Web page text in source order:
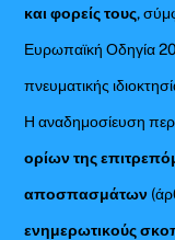
και φορείς τους,
Ευρωπαϊκή Οδηγία
πνευματικής
Η αναδημοσίευση
ορίων της
αποσπασμάτων
ενημερωτικούς